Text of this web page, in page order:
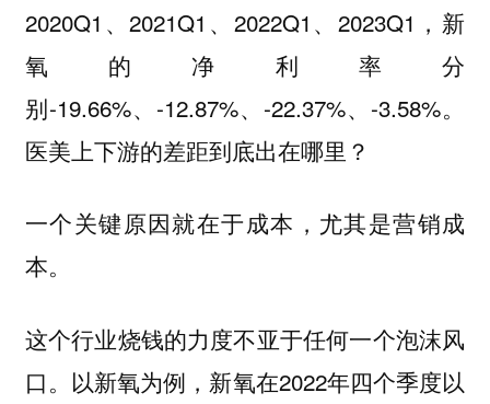
2020Q1、2021Q1、2022Q1、2023Q1，新
氧的净利率分
别-19.66%、-12.87%、-22.37%、-3.58%。
医美上下游的差距到底出在哪里？
一个关键原因就在于成本，尤其是营销成
本。
这个行业烧钱的力度不亚于任何一个泡沫风
口。以新氧为例，新氧在2022年四个季度以